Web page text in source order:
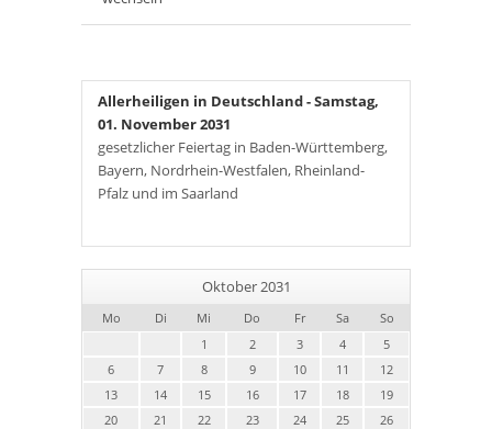
Allerheiligen in Deutschland- Samstag,
01. November 2031
gesetzlicher Feiertag in Baden-Württemberg,
Bayern, Nordrhein-Westfalen, Rheinland-
Pfalz und im Saarland
Oktober 2031
Mo Di Mi Do Fr Sa
So
1
2 3 4
5
6
7 8 9 10 11
12
13
14 15 16 17 18
19
20
21 22 23 24 25
26